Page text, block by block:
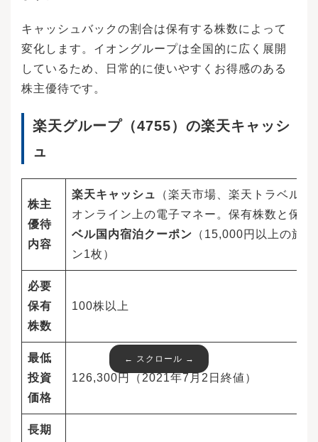
キャッシュバックの割合は保有する株数によって
変化します。イオングループは全国的に広く展開
しているため、日常的に使いやすくお得感のある
株主優待です。
楽天グループ（4755）の楽天キャッシ
ュ
株主
優待
内容
楽天キャッシュ
（楽天市場、楽天トラベル
オンライン上の電子マネー。保有株数と保
ベル国内宿泊クーポン （15,000円以上の旅
ン1枚）
必要
保有
株数
100株以上
最低
投資
価格
126,300円（2021年7月2日終値）
長期